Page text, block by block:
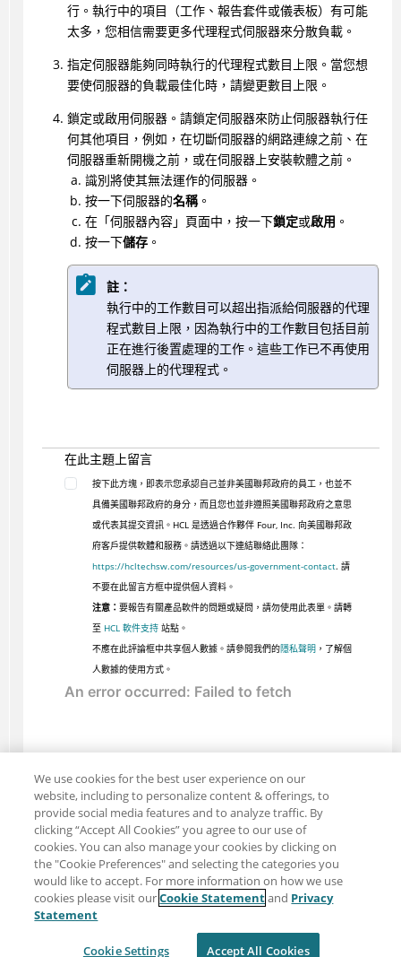
行。執行中的項目（工作、報告套件或儀表板）有可能
太多，您相信需要更多代理程式伺服器來分散負載。
指定伺服器能夠同時執行的代理程式數目上限。當您想
要使伺服器的負載最佳化時，請變更數目上限。
鎖定或啟用伺服器。請鎖定伺服器來防止伺服器執行任
何其他項目，例如，在切斷伺服器的網路連線之前、在
伺服器重新開機之前，或在伺服器上安裝軟體之前。
識別將使其無法運作的伺服器。
按一下伺服器的名稱。
在「伺服器內容」頁面中，按一下鎖定或啟用 。
按一下儲存。
註：
執行中的工作數目可以超出指派給伺服器的代理
程式數目上限，因為執行中的工作數目包括目前
正在進行後置處理的工作。這些工作已不再使用
伺服器上的代理程式。
在此主題上留言
按下此方塊，即表示您承認自己並非美國聯邦政府的員工，也並不
具備美國聯邦政府的身分，而且您也並非遵照美國聯邦政府之意思
或代表其提交資訊。HCL 是透過合作夥伴 Four, Inc. 向美國聯邦政
府客戶提供軟體和服務。請透過以下連結聯絡此團隊：
https://hcltechsw.com/resources/us-government-contact. 請
不要在此留言方框中提供個人資料。
注意： 要報告有關產品軟件的問題或疑問，請勿使用此表單。請轉
至 HCL 軟件支持站點。
不應在此評論框中共享個人數據。請參閱我們的隱私聲明 ，了解個
人數據的使用方式。
分享：電子郵件
推特
使用條款
We use cookies for the best user experience on our
website, including to personalize content & offerings, to
provide social media features and to analyze traffic. By
clicking “Accept All Cookies” you agree to our use of
cookies. You can also manage your cookies by clicking on
the "Cookie Preferences" and selecting the categories you
would like to accept. For more information on how we use
cookies please visit ourCookie Statementand Privacy
Statement
Cookie Settings Accept All Cookies